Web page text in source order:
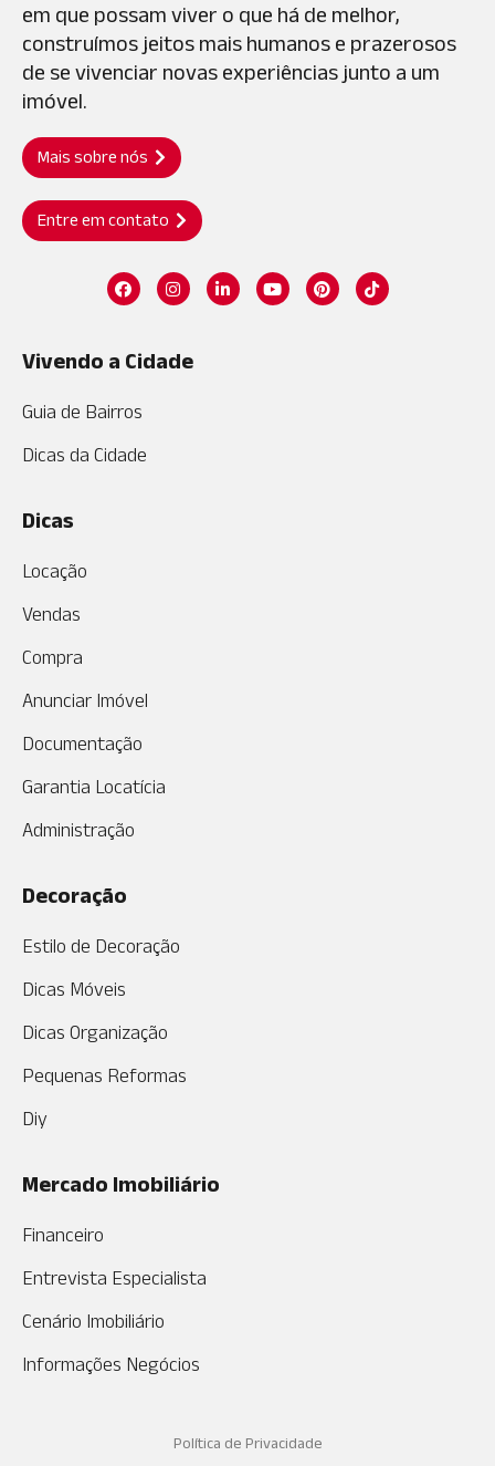
em que possam viver o que há de melhor,
construímos jeitos mais humanos e prazerosos
de se vivenciar novas experiências junto a um
imóvel.
Mais sobre nós
Entre em contato
Vivendo a Cidade
Guia de Bairros
Dicas da Cidade
Dicas
Locação
Vendas
Compra
Anunciar Imóvel
Documentação
Garantia Locatícia
Administração
Decoração
Estilo de Decoração
Dicas Móveis
Dicas Organização
Pequenas Reformas
Diy
Mercado Imobiliário
Financeiro
Entrevista Especialista
Cenário Imobiliário
Informações Negócios
Política de Privacidade